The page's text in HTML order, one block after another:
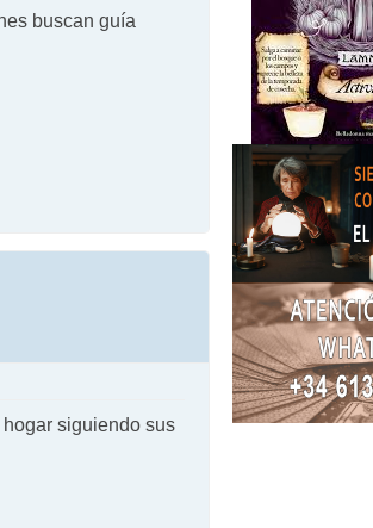
buscan guía
siguiendo sus